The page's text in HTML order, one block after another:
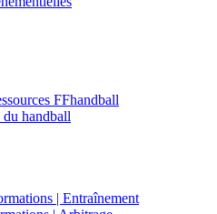
FFhandball
handball
| Entraînement